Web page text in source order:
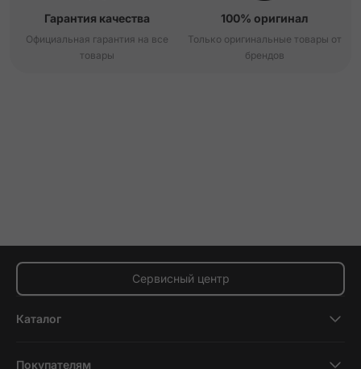
Гарантия качества
Официальная гарантия на все
товары
100% оригинал
Только оригинальные товары от
брендов
Сервисный центр
Каталог
Покупателям